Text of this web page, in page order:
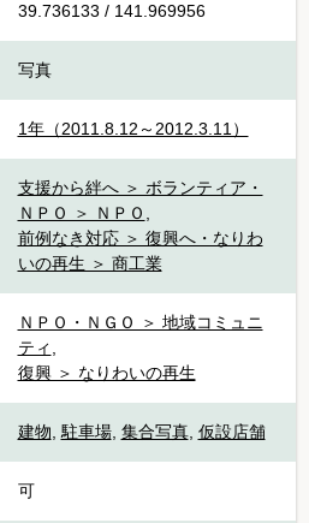
39.736133 / 141.969956
写真
1年（2011.8.12～2012.3.11）
支援から絆へ ＞ ボランティア・
ＮＰＯ ＞ ＮＰＯ ,
前例なき対応 ＞ 復興へ・なりわ
いの再生 ＞ 商工業
ＮＰＯ・ＮＧＯ ＞ 地域コミュニ
ティ ,
復興 ＞ なりわいの再生
建物,駐車場, 集合写真, 仮設店舗
可